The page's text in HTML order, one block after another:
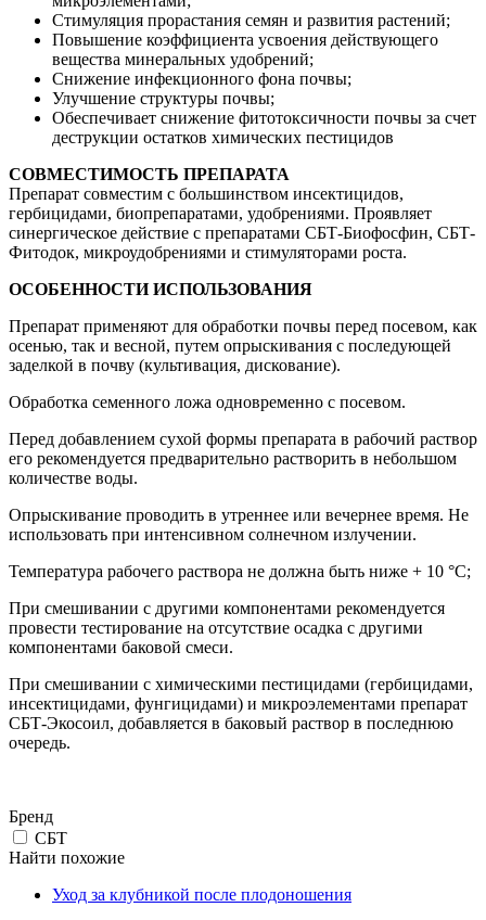
Стимуляция прорастания семян и развития растений;
Повышение коэффициента усвоения действующего
вещества минеральных удобрений;
Снижение инфекционного фона почвы;
Улучшение структуры почвы;
Обеспечивает снижение фитотоксичности почвы за счет
деструкции остатков химических пестицидов
СОВМЕСТИМОСТЬ ПРЕПАРАТА
Препарат совместим с большинством инсектицидов,
гербицидами, биопрепаратами, удобрениями. Проявляет
синергическое действие с препаратами СБТ-Биофосфин, СБТ-
Фитодок, микроудобрениями и стимуляторами роста.
ОСОБЕННОСТИ ИСПОЛЬЗОВАНИЯ
Препарат применяют для обработки почвы перед посевом, как
осенью, так и весной, путем опрыскивания с последующей
заделкой в почву (культивация, дискование).
Обработка семенного ложа одновременно с посевом.
Перед добавлением сухой формы препарата в рабочий раствор
его рекомендуется предварительно растворить в небольшом
количестве воды.
Опрыскивание проводить в утреннее или вечернее время. Не
использовать при интенсивном солнечном излучении.
Температура рабочего раствора не должна быть ниже + 10 °С;
При смешивании с другими компонентами рекомендуется
провести тестирование на отсутствие осадка с другими
компонентами баковой смеси.
При смешивании с химическими пестицидами (гербицидами,
инсектицидами, фунгицидами) и микроэлементами препарат
СБТ-Экосоил, добавляется в баковый раствор в последнюю
очередь.
Бренд
СБТ
Найти похожие
Уход за клубникой после плодоношения